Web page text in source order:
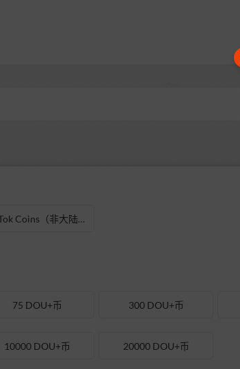
TikTok Coins（非大陆抖音）充值
75 DOU+币 300 DOU+币
10000 DOU+币 20000 DOU+币